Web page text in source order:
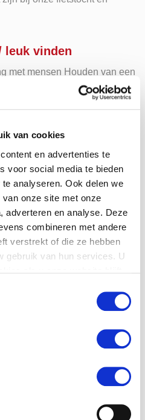
van cookies
en advertenties te
voor social media te bieden
analyseren. Ook delen we
onze site met onze
adverteren en analyse. Deze
combineren met andere
verstrekt of die ze hebben
gebruik van hun services. U
leuk vinden
met mensen Houden van een
kinderen kunnen
MaS
doen?
aan